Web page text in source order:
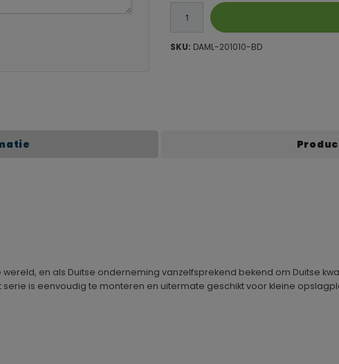
SKU: DAML-201010-BD
en als Duitse onderneming vanzelfsprekend bekend om Duitse
serie is eenvoudig te monteren en uitermate geschikt voor kleine